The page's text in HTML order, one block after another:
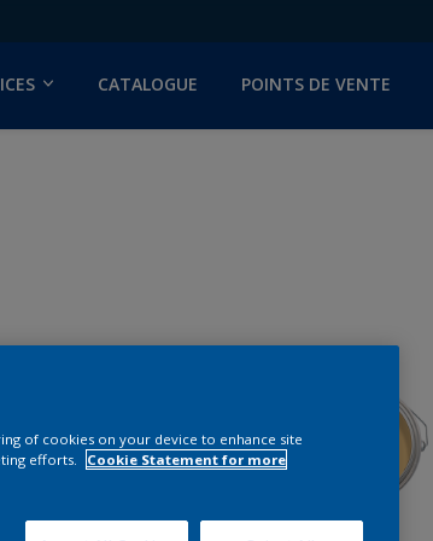
CATALOGUE POINTS DE VENTE
of cookies on your device to enhance site
efforts.
Cookie Statement for more